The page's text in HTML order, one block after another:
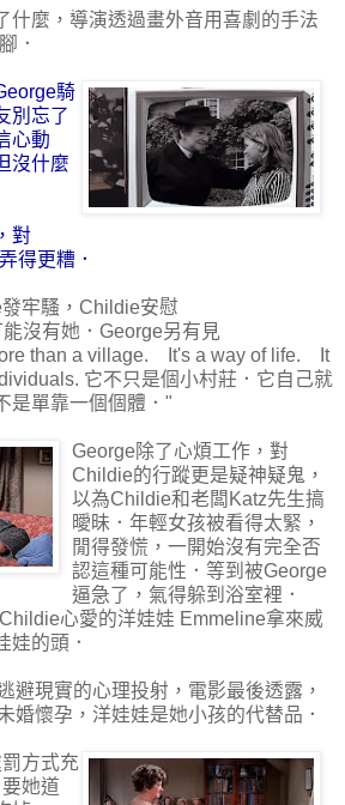
什麼，導演透過畫外音用喜劇的手法
．
騎
別忘了
心動
沒什麼
對
得更糟．
牢騷，Childie安慰
沒有她．George另有見
than a village. It's a way of life. It
它不只是個小村莊．它自己就
是單靠一個個體．"
George除了心煩工作，對
Childie的行蹤更是疑神疑鬼，
以為Childie和老闆Katz先生搞
曖昧．年輕女孩被看得太緊，
閒得發慌，一開始沒有完全否
認這種可能性．等到被George
逼急了，氣得躲到浴室裡．
心愛的洋娃娃 Emmeline拿來威
娃的頭．
避現實的心理投射，電影最後透露，
婚懷孕，洋娃娃是她小孩的代替品．
方式充
她道